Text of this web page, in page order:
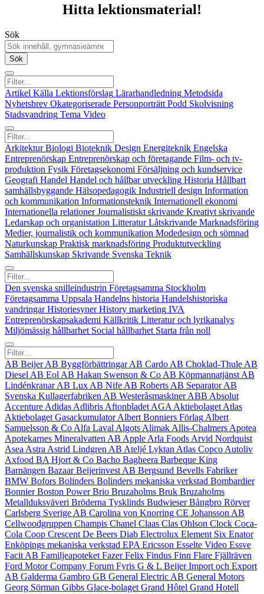
Hitta lektionsmaterial!
Sök
Sök
Artikel Källa Lektionsförslag Lärarhandledning Metodsida
Nyhetsbrev Okategoriserade Personporträtt Podd Skolvisning
Stadsvandring Tema Video
Arkitektur Biologi Bioteknik Design Energiteknik Engelska
Entreprenörskap Entreprenörskap och företagande Film- och tv-
produktion Fysik Företagsekonomi Försäljning och kundservice
Geografi Handel Handel och hållbar utveckling Historia Hållbart
samhällsbyggande Hälsopedagogik Industriell design Information
och kommunikation Informationsteknik Internationell ekonomi
Internationella relationer Journalistiskt skrivande Kreativt skrivande
Ledarskap och organistation Litteratur Låtskrivande Marknadsföring
Medier, journalistik och kommunikation Modedesign och sömnad
Naturkunskap Praktisk marknadsföring Produktutveckling
Samhällskunskap Skrivande Svenska Teknik
Den svenska snilleindustrin Företagsamma Stockholm
Företagsamma Uppsala Handelns historia Handelshistoriska
vandringar Historiesyner History marketing IVA
Entreprenörskapsakademi Källkritik Litteratur och lyrikanalys
Miljömässig hållbarhet Social hållbarhet Starta från noll
AB Beijer AB Byggförbättringar AB Cardo AB Choklad-Thule AB
Diesel AB Eol AB Hakan Swenson & Co AB Köpmannatjänst AB
Lindénkranar AB Lux AB Nife AB Roberts AB Separator AB
Svenska Kullagerfabriken AB Westeråsmaskiner ABB Absolut
Accenture Adidas Adlibris Aftonbladet AGA Aktiebolaget Atlas
Aktiebolaget Gasackumulator Albert Bonniers Förlag Albert
Samuelsson & Co Alfa Laval Algots Alimak Allis‑Chalmers Apotea
Apotekarnes Mineralvatten AB Apple Arla Foods Arvid Nordquist
Asea Astra Astrid Lindgren AB Ateljé Lyktan Atlas Copco Autoliv
Axfood BA Hjort & Co Bacho Bagheera Barbeque King
Barnängen Bazaar Beijerinvest AB Bergsund Bevells Fabriker
BMW Bofors Bolinders Bolinders mekaniska verkstad Bombardier
Bonnier Boston Power Brio Bruzaholms Bruk Bruzaholms
Metallduksväveri Bröderna Tysklinds Budwieser Bångbro Rörver
Carlsberg Sverige AB Carolina von Knorring CE Johansson AB
Cellwoodgruppen Champis Chanel Claas Clas Ohlson Clock Coca-
Cola Coop Crescent De Beers Diab Electrolux Element Six Enator
Enköpings mekaniska verkstad EPA Ericsson Esselte Video Essve
Facit AB Familjeapoteket Fazer Felix Findus Finn Flare Fjällräven
Ford Motor Company Forum Fyris G & L Beijer Import och Export
AB Galderma Gambro GB General Electric AB General Motors
Georg Sörman Gibbs Glace-bolaget Grand Hôtel Grand Hotell